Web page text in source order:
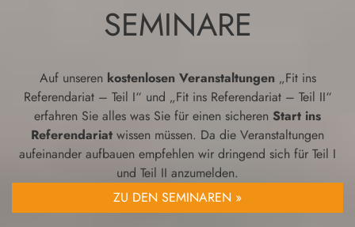
SEMINARE
Auf unseren kostenlosen Veranstaltungen„Fit ins
Referendariat – Teil I“ und „Fit ins Referendariat – Teil II“
erfahren Sie alles was Sie für einen sicheren Start ins
Referendariat wissen müssen. Da die Veranstaltungen
aufeinander aufbauen empfehlen wir dringend sich für Teil I
und Teil II anzumelden.
ZU DEN SEMINAREN »